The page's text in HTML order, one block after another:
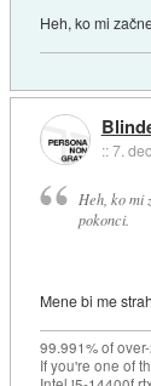
Heh, ko mi
::7.
Heh, ko mi
pokonci.
Mene bi me
99.991% of
If you're one of